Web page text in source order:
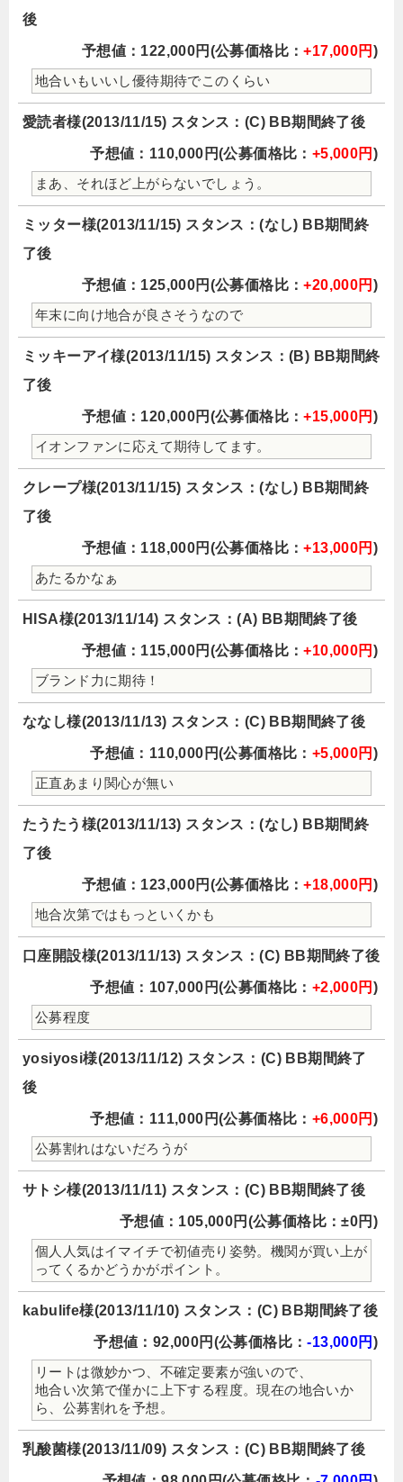
後
予想値：122,000円(公募価格比：+17,000円 )
地合いもいいし優待期待でこのくらい
愛読者様(2013/11/15) スタンス：(C) BB期間終了後
予想値：110,000円(公募価格比： +5,000円 )
まあ、それほど上がらないでしょう。
ミッター様(2013/11/15) スタンス：(なし) BB期間終
了後
予想値：125,000円(公募価格比：+20,000円 )
年末に向け地合が良さそうなので
ミッキーアイ様(2013/11/15) スタンス：(B) BB期間終
了後
予想値：120,000円(公募価格比：+15,000円 )
イオンファンに応えて期待してます。
クレープ様(2013/11/15) スタンス：(なし) BB期間終
了後
予想値：118,000円(公募価格比：+13,000円 )
あたるかなぁ
HISA様(2013/11/14) スタンス：(A) BB期間終了後
予想値：115,000円(公募価格比：+10,000円 )
ブランド力に期待！
ななし様(2013/11/13) スタンス：(C) BB期間終了後
予想値：110,000円(公募価格比： +5,000円 )
正直あまり関心が無い
たうたう様(2013/11/13) スタンス：(なし) BB期間終
了後
予想値：123,000円(公募価格比：+18,000円 )
地合次第ではもっといくかも
口座開設様(2013/11/13) スタンス：(C) BB期間終了後
予想値：107,000円(公募価格比： +2,000円 )
公募程度
yosiyosi様(2013/11/12) スタンス：(C) BB期間終了
後
予想値：111,000円(公募価格比： +6,000円 )
公募割れはないだろうが
サトシ様(2013/11/11) スタンス：(C) BB期間終了後
予想値：105,000円(公募価格比：±0円)
個人人気はイマイチで初値売り姿勢。機関が買い上が
ってくるかどうかがポイント。
kabulife様(2013/11/10) スタンス：(C) BB期間終了後
予想値：92,000円(公募価格比：-13,000円 )
リートは微妙かつ、不確定要素が強いので、
地合い次第で僅かに上下する程度。現在の地合いか
ら、公募割れを予想。
乳酸菌様(2013/11/09) スタンス：(C) BB期間終了後